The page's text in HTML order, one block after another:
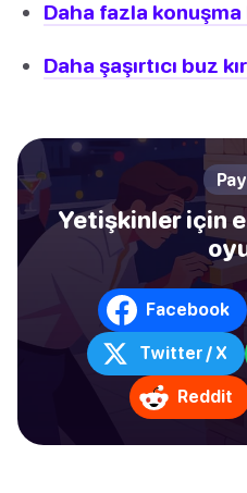
Daha fazla konuşma
Daha şaşırtıcı buz
Yetişkinler için
Facebook
Twitter / X
Reddit